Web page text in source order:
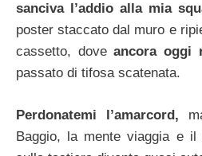
sanciva l’addio alla mia
poster staccato dal muro e
cassetto, doveancora oggi
passato di tifosa scatenata.
Perdonatemi l’amarcord,
Baggio, la mente viaggia e il